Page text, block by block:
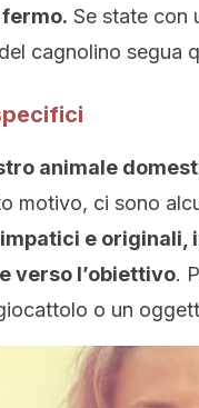
Se state con
cagnolino segua
animale
motivo, ci sono
e originali,
verso l’obiettivo.
o un